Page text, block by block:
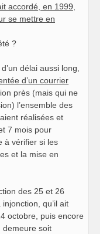
accordé, en 1999,
se mettre en
?
délai aussi long,
d’un courrier
près (mais qui ne
l’ensemble des
réalisées et
7 mois pour
à vérifier si les
et la mise en
des 25 et 26
qu’il ait
octobre, puis encore
demeure soit